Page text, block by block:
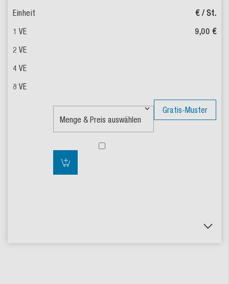
€ / St.
9,00 €
Gratis-Muster